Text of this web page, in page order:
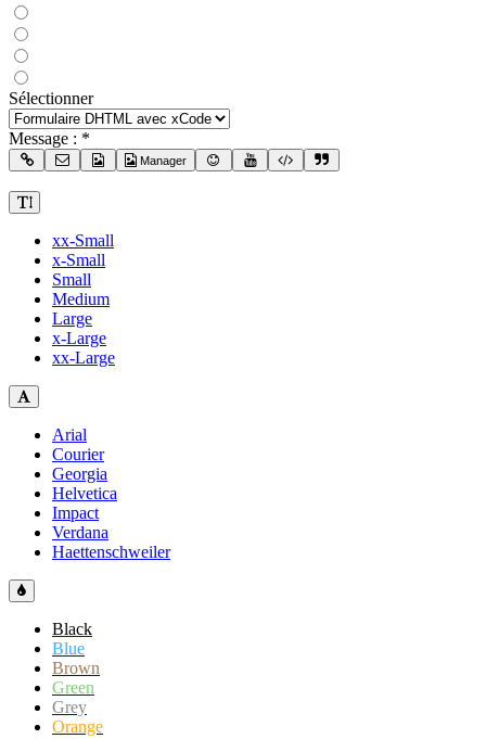
Sélectionner
Message : *
Manager
xx-Small
x-Small
Small
Medium
Large
x-Large
xx-Large
Arial
Courier
Georgia
Helvetica
Impact
Verdana
Haettenschweiler
Black
Blue
Brown
Green
Grey
Orange